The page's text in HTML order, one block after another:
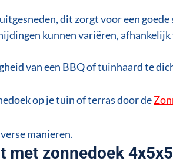
dit zorgt voor een goede
kunnen variëren,
van een BBQ of tuinhaard te
op je tuin of terras door de
manieren.
met zonnedoek